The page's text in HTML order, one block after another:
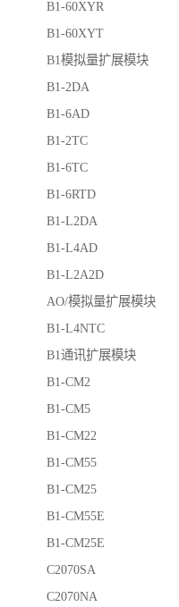
B1-60XYR
B1-60XYT
B1模拟量扩展模块
B1-2DA
B1-6AD
B1-2TC
B1-6TC
B1-6RTD
B1-L2DA
B1-L4AD
B1-L2A2D
AO/模拟量扩展模块
B1-L4NTC
B1通讯扩展模块
B1-CM2
B1-CM5
B1-CM22
B1-CM55
B1-CM25
B1-CM55E
B1-CM25E
C2070SA
C2070NA